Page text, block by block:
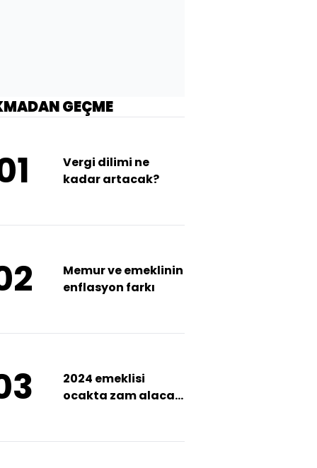
GEÇME
Vergi dilimi ne
kadar artacak?
Memur ve emeklinin
enflasyon farkı
2024 emeklisi
ocakta zam alacak